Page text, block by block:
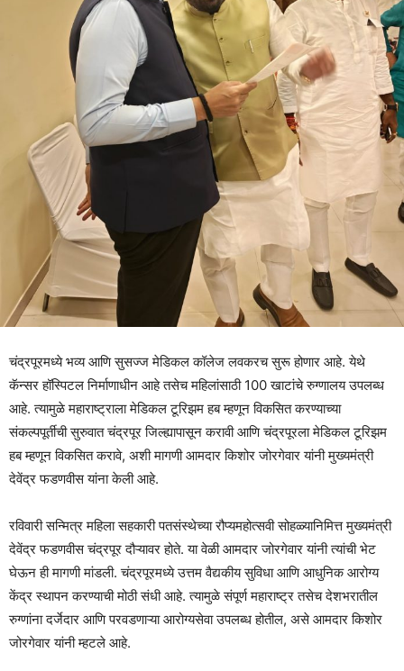
चंद्रपूरमध्ये भव्य आणि सुसज्ज मेडिकल कॉलेज लवकरच सुरू होणार आहे. येथे
कॅन्सर हॉस्पिटल निर्माणाधीन आहे तसेच महिलांसाठी 100 खाटांचे रुग्णालय उपलब्ध
आहे. त्यामुळे महाराष्ट्राला मेडिकल टूरिझम हब म्हणून विकसित करण्याच्या
संकल्पपूर्तीची सुरुवात चंद्रपूर जिल्ह्यापासून करावी आणि चंद्रपूरला मेडिकल टूरिझम
हब म्हणून विकसित करावे, अशी मागणी आमदार किशोर जोरगेवार यांनी मुख्यमंत्री
देवेंद्र फडणवीस यांना केली आहे.
रविवारी सन्मित्र महिला सहकारी पतसंस्थेच्या रौप्यमहोत्सवी सोहळ्यानिमित्त मुख्यमंत्री
देवेंद्र फडणवीस चंद्रपूर दौऱ्यावर होते. या वेळी आमदार जोरगेवार यांनी त्यांची भेट
घेऊन ही मागणी मांडली. चंद्रपूरमध्ये उत्तम वैद्यकीय सुविधा आणि आधुनिक आरोग्य
केंद्र स्थापन करण्याची मोठी संधी आहे. त्यामुळे संपूर्ण महाराष्ट्र तसेच देशभरातील
रुग्णांना दर्जेदार आणि परवडणाऱ्या आरोग्यसेवा उपलब्ध होतील, असे आमदार किशोर
जोरगेवार यांनी म्हटले आहे.